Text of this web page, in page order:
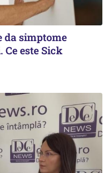
da simptome
Ce este Sick